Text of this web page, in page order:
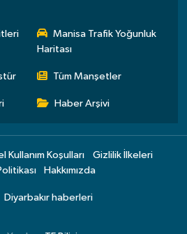
Manisa Trafik Yoğunluk
Haritası
Tüm Manşetler
Haber Arşivi
Kullanım Koşulları
Gizlilik İlkeleri
Hakkımızda
Diyarbakır haberleri